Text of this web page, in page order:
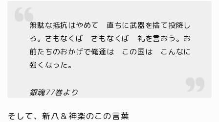
無駄な抵抗はやめて 直ちに武器を捨て投降し
ろ。さもなくば さもなくば 礼を言おう。お
前たちのおかげで俺達は この国は こんなに
強くなった。
銀魂77巻より
そして、新八＆神楽のこの言葉